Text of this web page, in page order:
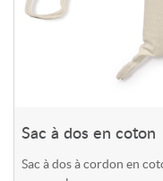
Sac à dos en coton
Sac à dos à cordon en